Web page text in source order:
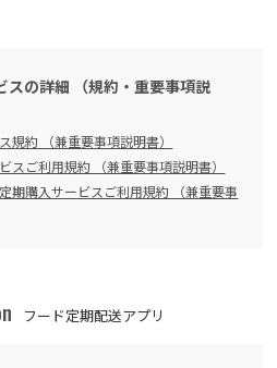
スの詳細 （規約・重要事項説
規約 （兼重要事項説明書）
スご利用規約 （兼重要事項説明書）
購入サービスご利用規約 （兼重要事
フード定期配送アプリ